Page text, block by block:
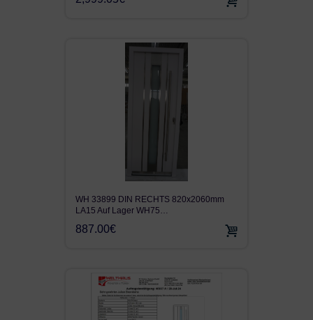
WH 33899 DIN RECHTS 820x2060mm
LA15 Auf Lager WH75…
887.00€